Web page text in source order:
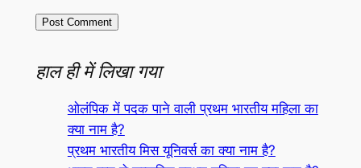
हाल ही में लिखा गया
ओलंपिक में पदक पाने वाली प्रथम भारतीय महिला का
क्या नाम है?
प्रथम भारतीय मिस यूनिवर्स का क्या नाम है?